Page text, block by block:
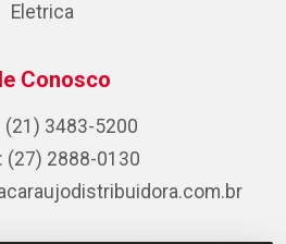
Eletrica
Conosco
(21) 3483-5200
(27) 2888-0130